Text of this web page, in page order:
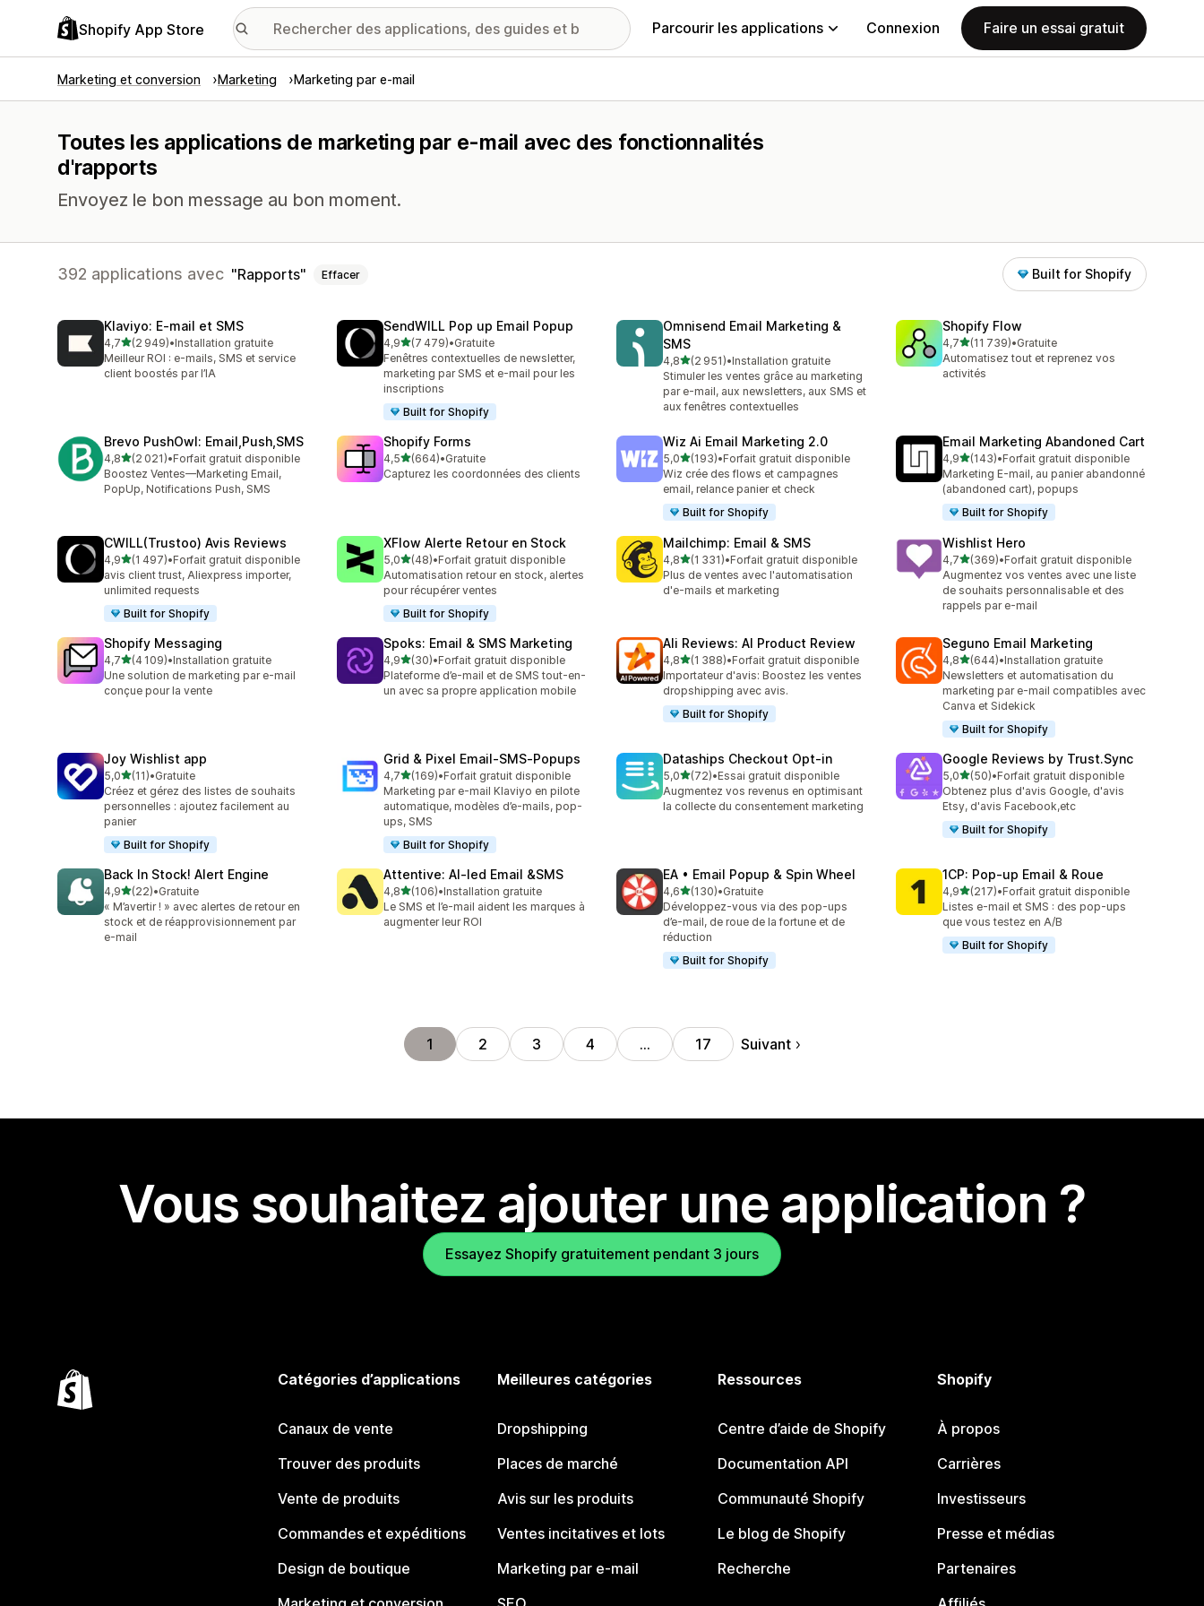
Shopify App Store Parcourir les applications Connexion Faire un essai gratuit
Marketing et conversion Marketing Marketing par e-mail
Toutes les applications de marketing par e-mail avec des fonctionnalités
d'rapports
Envoyez le bon message au bon moment.
392 applications avec Rapports Effacer Built for Shopify
Klaviyo: E‑mail et SMS
4,7étoile(s) sur 5
(2 949)
2949 avis au total
•Installation gratuite
Meilleur ROI : e-mails, SMS et service
client boostés par l’IA
SendWILL Pop up Email Popup
4,9étoile(s) sur 5
(7 479)
7479 avis au total
•Gratuite
Fenêtres contextuelles de newsletter,
marketing par SMS et e-mail pour les
inscriptions
Built for Shopify
Omnisend Email Marketing &
SMS
4,8étoile(s) sur 5
(2 951)
2951 avis au total
•Installation gratuite
Stimuler les ventes grâce au marketing
par e-mail, aux newsletters, aux SMS et
aux fenêtres contextuelles
Shopify Flow
4,7étoile(s) sur 5
(11 739)
11739 avis au total
•Gratuite
Automatisez tout et reprenez vos
activités
Brevo PushOwl: Email,Push,SMS
4,8étoile(s) sur 5
(2 021)
2021 avis au total
•Forfait gratuit disponible
Boostez Ventes—Marketing Email,
PopUp, Notifications Push, SMS
Shopify Forms
4,5étoile(s) sur 5
(664)
664 avis au total
•Gratuite
Capturez les coordonnées des clients
Wiz Ai Email Marketing 2.0
5,0étoile(s) sur 5
(193)
193 avis au total
•Forfait gratuit disponible
Wiz crée des flows et campagnes
email, relance panier et check
Built for Shopify
Email Marketing Abandoned Cart
4,9étoile(s) sur 5
(143)
143 avis au total
•Forfait gratuit disponible
Marketing E-mail, au panier abandonné
(abandoned cart), popups
Built for Shopify
CWILL(Trustoo) Avis Reviews
4,9étoile(s) sur 5
(1 497)
1497 avis au total
•Forfait gratuit disponible
avis client trust, Aliexpress importer,
unlimited requests
Built for Shopify
XFlow Alerte Retour en Stock
5,0étoile(s) sur 5
(48)
48 avis au total
•Forfait gratuit disponible
Automatisation retour en stock, alertes
pour récupérer ventes
Built for Shopify
Mailchimp: Email & SMS
4,8étoile(s) sur 5
(1 331)
1331 avis au total
•Forfait gratuit disponible
Plus de ventes avec l'automatisation
d'e-mails et marketing
Wishlist Hero
4,7étoile(s) sur 5
(369)
369 avis au total
•Forfait gratuit disponible
Augmentez vos ventes avec une liste
de souhaits personnalisable et des
rappels par e-mail
Shopify Messaging
4,7étoile(s) sur 5
(4 109)
4109 avis au total
•Installation gratuite
Une solution de marketing par e-mail
conçue pour la vente
Spoks: Email & SMS Marketing
4,9étoile(s) sur 5
(30)
30 avis au total
•Forfait gratuit disponible
Plateforme d’e-mail et de SMS tout-en-
un avec sa propre application mobile
Ali Reviews: AI Product Review
4,8étoile(s) sur 5
(1 388)
1388 avis au total
•Forfait gratuit disponible
Importateur d'avis: Boostez les ventes
dropshipping avec avis.
Built for Shopify
Seguno Email Marketing
4,8étoile(s) sur 5
(644)
644 avis au total
•Installation gratuite
Newsletters et automatisation du
marketing par e-mail compatibles avec
Canva et Sidekick
Built for Shopify
Joy Wishlist app
5,0étoile(s) sur 5
(11)
11 avis au total
•Gratuite
Créez et gérez des listes de souhaits
personnelles : ajoutez facilement au
panier
Built for Shopify
Grid & Pixel Email‑SMS‑Popups
4,7étoile(s) sur 5
(169)
169 avis au total
•Forfait gratuit disponible
Marketing par e-mail Klaviyo en pilote
automatique, modèles d’e-mails, pop-
ups, SMS
Built for Shopify
Dataships Checkout Opt‑in
5,0étoile(s) sur 5
(72)
72 avis au total
•Essai gratuit disponible
Augmentez vos revenus en optimisant
la collecte du consentement marketing
Google Reviews by Trust.Sync
5,0étoile(s) sur 5
(50)
50 avis au total
•Forfait gratuit disponible
Obtenez plus d'avis Google, d'avis
Etsy, d'avis Facebook,etc
Built for Shopify
Back In Stock! Alert Engine
4,9étoile(s) sur 5
(22)
22 avis au total
•Gratuite
« M’avertir ! » avec alertes de retour en
stock et de réapprovisionnement par
e-mail
Attentive: AI‑led Email &SMS
4,8étoile(s) sur 5
(106)
106 avis au total
•Installation gratuite
Le SMS et l’e-mail aident les marques à
augmenter leur ROI
EA • Email Popup & Spin Wheel
4,6étoile(s) sur 5
(130)
130 avis au total
•Gratuite
Développez-vous via des pop-ups
d’e-mail, de roue de la fortune et de
réduction
Built for Shopify
1CP: Pop‑up Email & Roue
4,9étoile(s) sur 5
(217)
217 avis au total
•Forfait gratuit disponible
Listes e-mail et SMS : des pop-ups
que vous testez en A/B
Built for Shopify
1 2 3 4 … 17 Suivant
Vous souhaitez ajouter une application ?
Essayez Shopify gratuitement pendant 3 jours
Catégories d’applications
Canaux de vente
Trouver des produits
Vente de produits
Commandes et expéditions
Design de boutique
Meilleures catégories
Dropshipping
Places de marché
Avis sur les produits
Ventes incitatives et lots
Marketing par e-mail
Ressources
Centre d’aide de Shopify
Documentation API
Communauté Shopify
Le blog de Shopify
Recherche
Shopify
À propos
Carrières
Investisseurs
Presse et médias
Partenaires